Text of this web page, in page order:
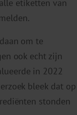
etiketten van
om te
ook echt zijn
in 2022
bleek dat op
stonden